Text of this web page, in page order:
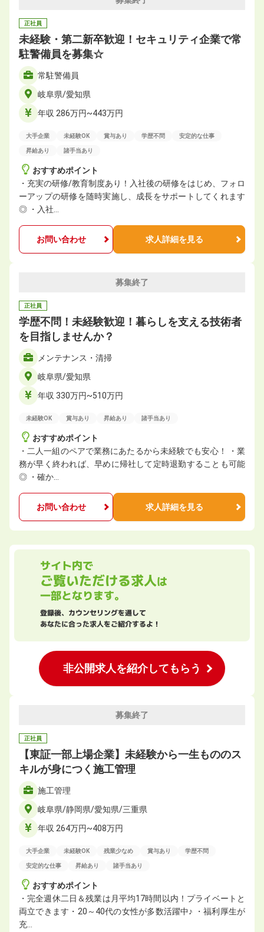
正社員
未経験・第二新卒歓迎！セキュリティ企業で常
駐警備員を募集☆
常駐警備員
岐阜県/愛知県
年収 286万円~443万円
大手企業 未経験OK 賞与あり 学歴不問 安定的な仕事
昇給あり 諸手当あり
おすすめポイント
・充実の研修/教育制度あり！入社後の研修をはじめ、フォロ
ーアップの研修を随時実施し、成長をサポートしてくれます
◎ ・入社…
お問い合わせ 求人詳細を見る
募集終了
正社員
学歴不問！未経験歓迎！暮らしを支える技術者
を目指しませんか？
メンテナンス・清掃
岐阜県/愛知県
年収 330万円~510万円
未経験OK 賞与あり 昇給あり 諸手当あり
おすすめポイント
・二人一組のペアで業務にあたるから未経験でも安心！ ・業
務が早く終われば、早めに帰社して定時退勤することも可能
◎ ・確か…
お問い合わせ 求人詳細を見る
サイト内で
ご覧いただける求人は
一部となります。
登録後、カウンセリングを通して
あなたに合った求人をご紹介するよ！
非公開求人を紹介してもらう
募集終了
正社員
【東証一部上場企業】未経験から一生もののス
キルが身につく施工管理
施工管理
岐阜県/静岡県/愛知県/三重県
年収 264万円~408万円
大手企業 未経験OK 残業少なめ 賞与あり 学歴不問
安定的な仕事 昇給あり 諸手当あり
おすすめポイント
・完全週休二日＆残業は月平均17時間以内！プライベートと
両立できます・20～40代の女性が多数活躍中♪ ・福利厚生が
充…